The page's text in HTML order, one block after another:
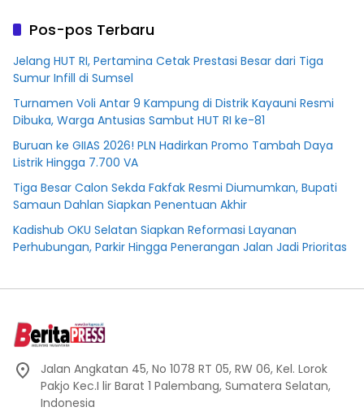
Pos-pos Terbaru
Jelang HUT RI, Pertamina Cetak Prestasi Besar dari Tiga
Sumur Infill di Sumsel
Turnamen Voli Antar 9 Kampung di Distrik Kayauni Resmi
Dibuka, Warga Antusias Sambut HUT RI ke-81
Buruan ke GIIAS 2026! PLN Hadirkan Promo Tambah Daya
Listrik Hingga 7.700 VA
Tiga Besar Calon Sekda Fakfak Resmi Diumumkan, Bupati
Samaun Dahlan Siapkan Penentuan Akhir
Kadishub OKU Selatan Siapkan Reformasi Layanan
Perhubungan, Parkir Hingga Penerangan Jalan Jadi Prioritas
Jalan Angkatan 45, No 1078 RT 05, RW 06, Kel. Lorok
Pakjo Kec.I lir Barat 1 Palembang, Sumatera Selatan,
Indonesia